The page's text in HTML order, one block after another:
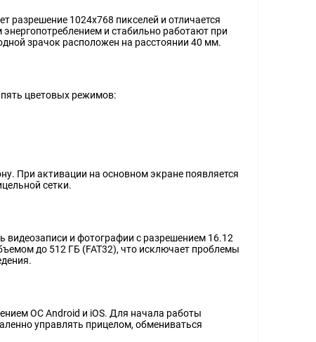
разрешение 1024x768 пикселей и отличается
и стабильно работают при
зрачок расположен на расстоянии 40 мм.
цветовых режимов:
При активации на основном экране появляется
сетки.
и фотографии с разрешением 16.12
до 512 ГБ (FAT32), что исключает проблемы
ОС Android и iOS. Для начала работы
управлять прицелом, обмениваться